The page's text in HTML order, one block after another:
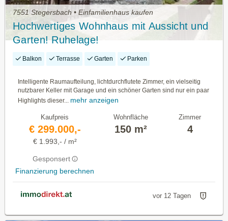
7551 Stegersbach • Einfamilienhaus kaufen
Hochwertiges Wohnhaus mit Aussicht und
Garten! Ruhelage!
Balkon Terrasse Garten Parken
Intelligente Raumaufteilung, lichtdurchflutete Zimmer, ein vielseitig
nutzbarer Keller mit Garage und ein schöner Garten sind nur ein paar
Highlights dieser... mehr anzeigen
Kaufpreis
€ 299.000,-
€ 1.993,- / m²
Gesponsert
Finanzierung berechnen
Wohnfläche
150 m²
Zimmer
4
vor 12 Tagen